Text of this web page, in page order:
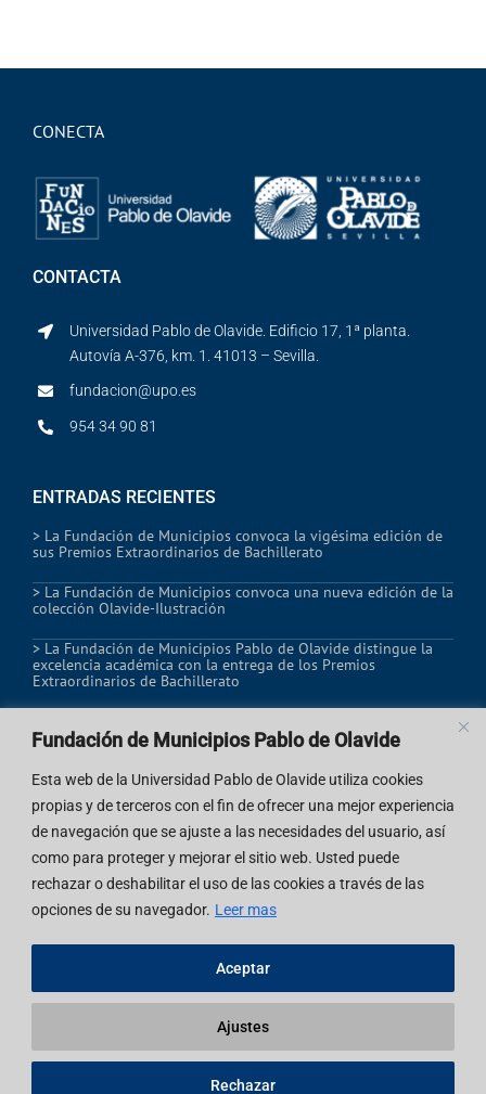
Fundación de Municipios Pablo de Olavide
Esta web de la Universidad Pablo de Olavide utiliza cookies
propias y de terceros con el fin de ofrecer una mejor experiencia
de navegación que se ajuste a las necesidades del usuario, así
como para proteger y mejorar el sitio web. Usted puede
rechazar o deshabilitar el uso de las cookies a través de las
opciones de su navegador. Leer mas
Ajustes
Rechazar
Aceptar
CONECTA
ENTRADAS RECIENTES
> La Fundación de Municipios convoca la vigésima edición de
sus Premios Extraordinarios de Bachillerato
> La Fundación de Municipios convoca una nueva edición de la
colección Olavide-Ilustración
> La Fundación de Municipios Pablo de Olavide distingue la
excelencia académica con la entrega de los Premios
Extraordinarios de Bachillerato
CONTACTA
Universidad Pablo de Olavide. Edificio 17, 1ª planta.
Autovía A-376, km. 1. 41013 – Sevilla.
fundacion@upo.es
954 34 90 81
© 2026 | Fundación de Municipios Pablo de Olavide
Accesibilidad
Aviso legal
Política de cookies
Política de privacidad
Política de devolución/desistimiento